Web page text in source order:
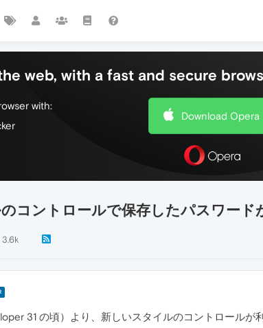
web, with a fast and secure
with:
Download Opera
コントロールで保存したパスワード
3.6k
31 の頃）より、新しいスタイルのコントロールが